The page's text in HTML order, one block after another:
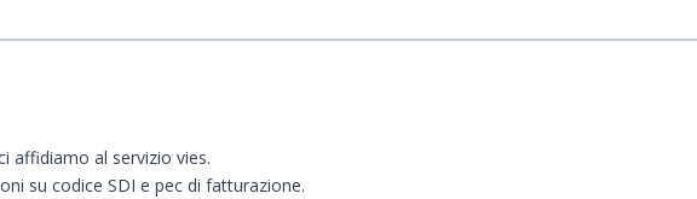
affidiamo al servizio vies.
su codice SDI e pec di fatturazione.